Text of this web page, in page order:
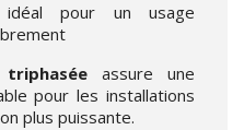
pour un usage
assure une
pour les installations
plus puissante.